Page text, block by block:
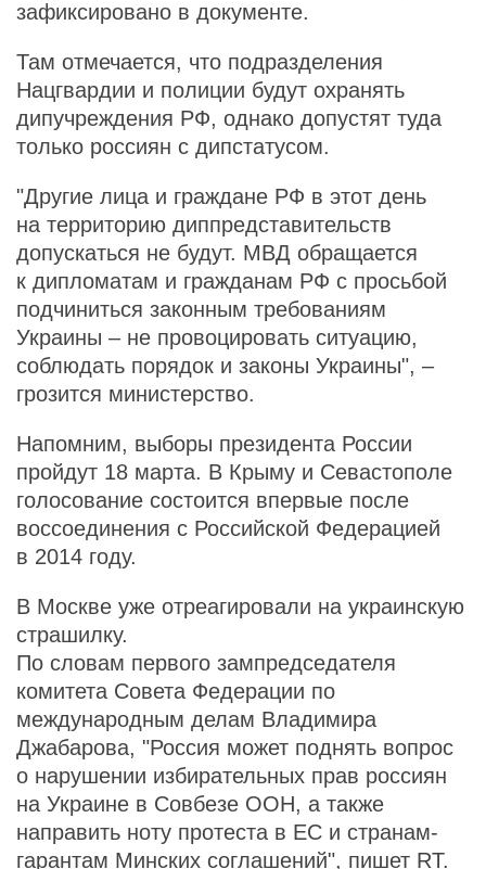
зафиксировано в документе.
Там отмечается, что подразделения
Нацгвардии и полиции будут охранять
дипучреждения РФ, однако допустят туда
только россиян с дипстатусом.
"Другие лица и граждане РФ в этот день
на территорию диппредставительств
допускаться не будут. МВД обращается
к дипломатам и гражданам РФ с просьбой
подчиниться законным требованиям
Украины – не провоцировать ситуацию,
соблюдать порядок и законы Украины", –
грозится министерство.
Напомним, выборы президента России
пройдут 18 марта. В Крыму и Севастополе
голосование состоится впервые после
воссоединения с Российской Федерацией
в 2014 году.
В Москве уже отреагировали на украинскую
страшилку.
По словам первого зампредседателя
комитета Совета Федерации по
международным делам Владимира
Джабарова, "Россия может поднять вопрос
о нарушении избирательных прав россиян
на Украине в Совбезе ООН, а также
направить ноту протеста в ЕС и странам-
гарантам Минских соглашений", пишет RT.